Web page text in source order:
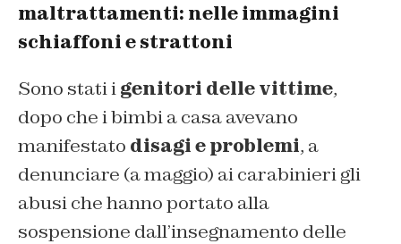
maltrattamenti: nelle immagini
schiaffoni e strattoni
Sono stati igenitori delle vittime,
dopo che i bimbi a casa avevano
manifestato disagi e problemi, a
denunciare (a maggio) ai carabinieri gli
abusi che hanno portato alla
sospensione dall’insegnamento delle